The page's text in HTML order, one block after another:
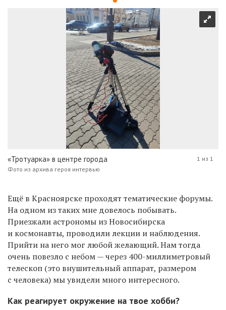
«Тротуарка» в центре города
Фото из архива героя интервью
1 из 1
Ещё в Красноярске проходят тематические форумы.
На одном из таких мне довелось побывать.
Приезжали астрономы из Новосибирска
и космонавты, проводили лекции и наблюдения.
Прийти на него мог любой желающий. Нам тогда
очень повезло с небом — через 400-миллиметровый
телескоп (это внушительный аппарат, размером
с человека) мы увидели много интересного.
Как реагирует окружение на твое хобби?